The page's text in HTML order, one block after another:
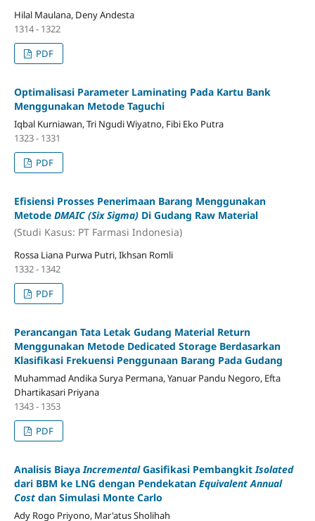
Hilal Maulana, Deny Andesta
1314 - 1322
PDF
Optimalisasi Parameter Laminating Pada Kartu Bank
Menggunakan Metode Taguchi
Iqbal Kurniawan, Tri Ngudi Wiyatno, Fibi Eko Putra
1323 - 1331
PDF
Efisiensi Prosses Penerimaan Barang Menggunakan
Metode DMAIC (Six Sigma)Di Gudang Raw Material
(Studi Kasus: PT Farmasi Indonesia)
Rossa Liana Purwa Putri, Ikhsan Romli
1332 - 1342
PDF
Perancangan Tata Letak Gudang Material Return
Menggunakan Metode Dedicated Storage Berdasarkan
Klasifikasi Frekuensi Penggunaan Barang Pada Gudang
Muhammad Andika Surya Permana, Yanuar Pandu Negoro, Efta
Dhartikasari Priyana
1343 - 1353
PDF
Analisis Biaya IncrementalGasifikasi Pembangkit Isolated
dari BBM ke LNG dengan Pendekatan Equivalent Annual
Costdan Simulasi Monte Carlo
Ady Rogo Priyono, Mar'atus Sholihah